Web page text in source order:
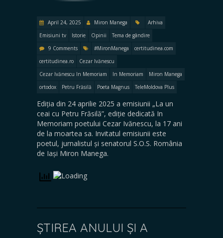
April 24, 2025 Miron Manega
Arhiva
Emisiuni tv
Istorie Opinii
Tema de gândire
9 Comments
#MironManega
certitudinea.com
certitudinea.ro
Cezar Ivănescu
Cezar Ivănescu In Memoriam
In Memoriam
Miron Manega
ortodox
Petru Frăsilă Poeta Magnus TeleMoldova Plus
Ediția din 24 aprilie 2025 a emisiunii „La un
ceai cu Petru Frăsilă”, ediție dedicată In
Memoriam poetului Cezar Ivănescu, la 17 ani
de la moartea sa. Invitatul emisiunii este
poetul, jurnalistul și senatorul S.O.S. România
de Iași Miron Manega.
ȘTIREA ANULUI ȘI A